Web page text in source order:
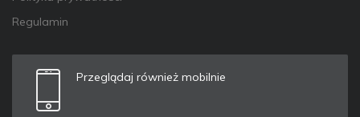
Regulamin
Przeglądaj również mobilnie